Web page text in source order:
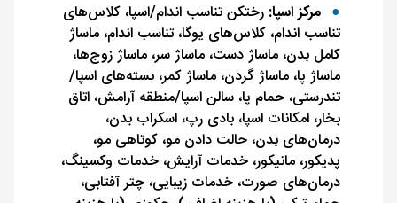
مرکز اسپا: رختکن تناسب اندام/اسپا، کلاس‌های
تناسب اندام، کلاس‌های یوگا، تناسب اندام، ماساژ
کامل بدن، ماساژ دست، ماساژ سر، ماساژ زوج‌ها،
ماساژ پا، ماساژ گردن، ماساژ کمر، بسته‌های اسپا/
تندرستی، حمام پا، سالن اسپا/منطقه آرامش، اتاق
بخار، امکانات اسپا، بادی رپ، اسکراب بدن،
درمان‌های بدن، حالت دادن مو، کوتاهی مو،
پدیکور، مانیکور، خدمات آرایش، خدمات وکسینگ،
درمان‌های صورت، خدمات زیبایی، چتر آفتابی،